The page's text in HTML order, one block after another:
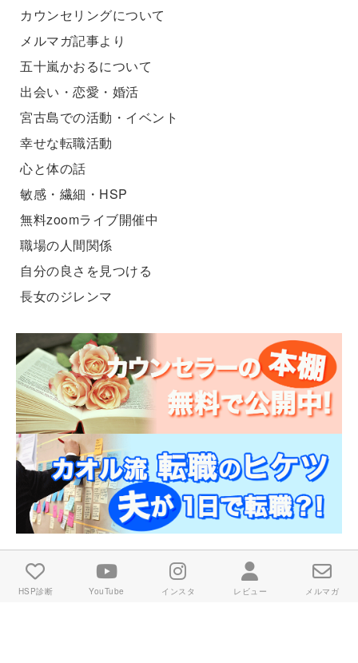
カウンセリングについて
メルマガ記事より
五十嵐かおるについて
出会い・恋愛・婚活
宮古島での活動・イベント
幸せな転職活動
心と体の話
敏感・繊細・HSP
無料zoomライブ開催中
職場の人間関係
自分の良さを見つける
長女のジレンマ
HSP診断 YouTube インスタ レビュー メルマガ